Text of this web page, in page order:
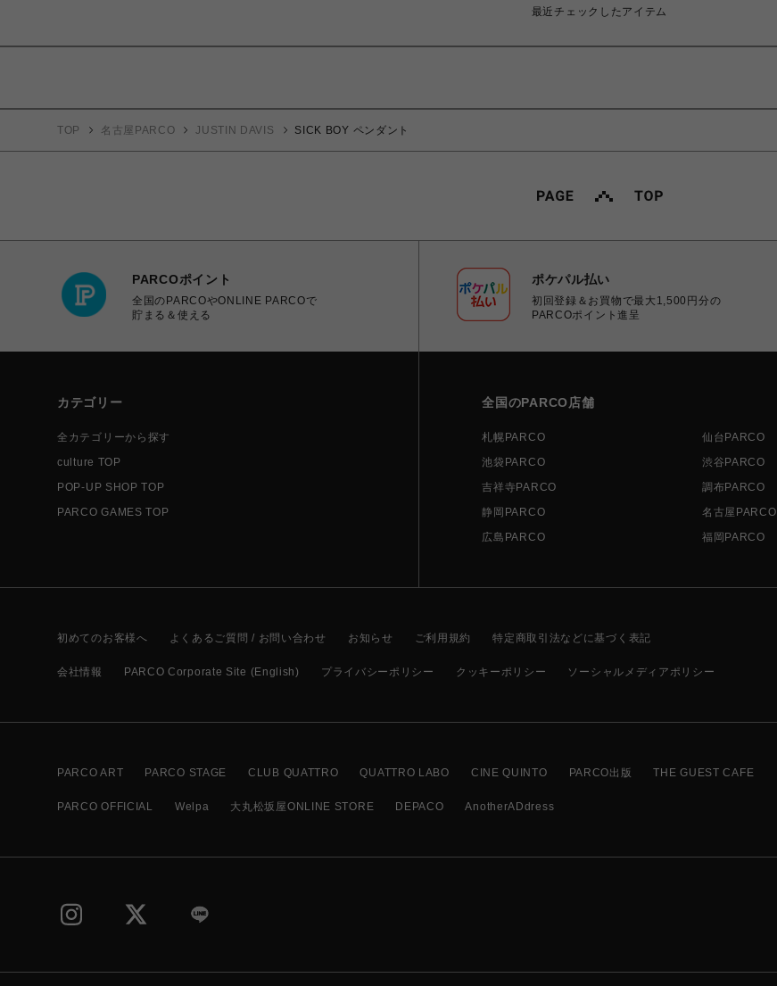
最近チェックしたアイテム
TOP 名古屋PARCO JUSTIN DAVIS SICK BOY ペンダント
PARCOポイント
全国のPARCOやONLINE PARCOで
貯まる＆使える
ポケパル払い
初回登録＆お買物で最大1,500円分の
PARCOポイント進呈
カテゴリー
全カテゴリーから探す
culture TOP
POP-UP SHOP TOP
PARCO GAMES TOP
全国のPARCO店舗
札幌PARCO 仙台PARCO
池袋PARCO
渋谷PARCO
吉祥寺PARCO
調布PARCO
静岡PARCO
名古屋PARCO
広島PARCO
福岡PARCO
初めてのお客様へ よくあるご質問 / お問い合わせ お知らせ ご利用規約 特定商取引法などに基づく表記
会社情報 PARCO Corporate Site (English) プライバシーポリシー クッキーポリシー ソーシャルメディアポリシー
PARCO ART PARCO STAGE CLUB QUATTRO QUATTRO LABO CINE QUINTO PARCO出版 THE GUEST CAFE
PARCO OFFICIAL Welpa 大丸松坂屋ONLINE STORE DEPACO AnotherADdress